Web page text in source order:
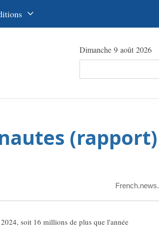
عربي
Dimanche 9 août 2026
(rapport)
soit 16 millions de plus que l'année